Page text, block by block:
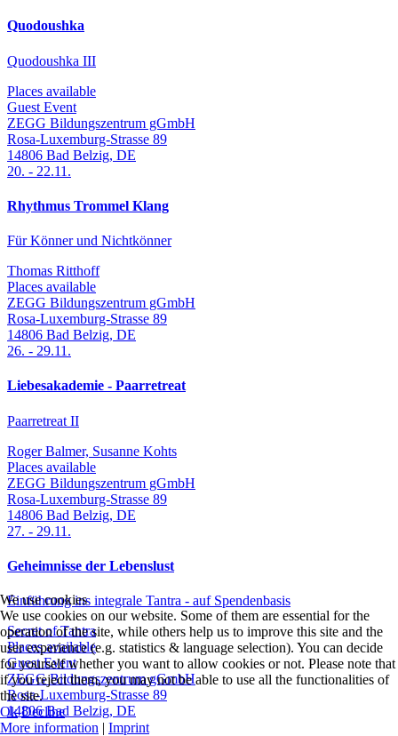
Quodoushka
Quodoushka III
Places available
Guest Event
ZEGG Bildungszentrum gGmbH
Rosa-Luxemburg-Strasse 89
14806 Bad Belzig, DE
20. - 22.11.
Rhythmus Trommel Klang
Für Könner und Nichtkönner
Thomas Ritthoff
Places available
ZEGG Bildungszentrum gGmbH
Rosa-Luxemburg-Strasse 89
14806 Bad Belzig, DE
26. - 29.11.
Liebesakademie - Paarretreat
Paarretreat II
Roger Balmer, Susanne Kohts
Places available
ZEGG Bildungszentrum gGmbH
Rosa-Luxemburg-Strasse 89
14806 Bad Belzig, DE
27. - 29.11.
Geheimnisse der Lebenslust
Einführung ins integrale Tantra - auf Spendenbasis
Secret of Tantra
Places available
Guest Event
ZEGG Bildungszentrum gGmbH
Rosa-Luxemburg-Strasse 89
14806 Bad Belzig, DE
We use cookies
We use cookies on our website. Some of them are essential for the
operation of the site, while others help us to improve this site and the
user experience (e.g. statistics & language selection). You can decide
for yourself whether you want to allow cookies or not. Please note that
if you reject them, you may not be able to use all the functionalities of
the site.
Ok Decline
More information | Imprint